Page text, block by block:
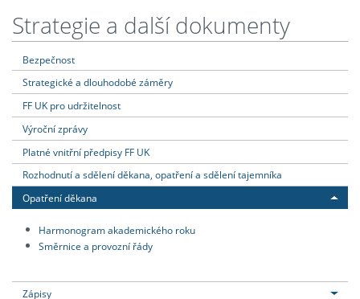
Strategie a další dokumenty
Bezpečnost
Strategické a dlouhodobé záměry
FF UK pro udržitelnost
Výroční zprávy
Platné vnitřní předpisy FF UK
Rozhodnutí a sdělení děkana, opatření a sdělení tajemníka
Opatření děkana
Harmonogram akademického roku
Směrnice a provozní řády
Zápisy